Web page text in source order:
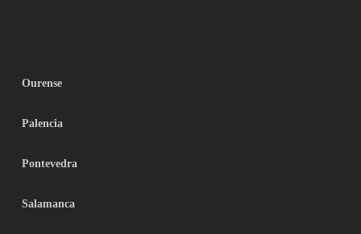
Ourense
Palencia
Pontevedra
Salamanca